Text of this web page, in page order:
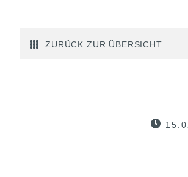
ZURÜCK ZUR ÜBERSICHT